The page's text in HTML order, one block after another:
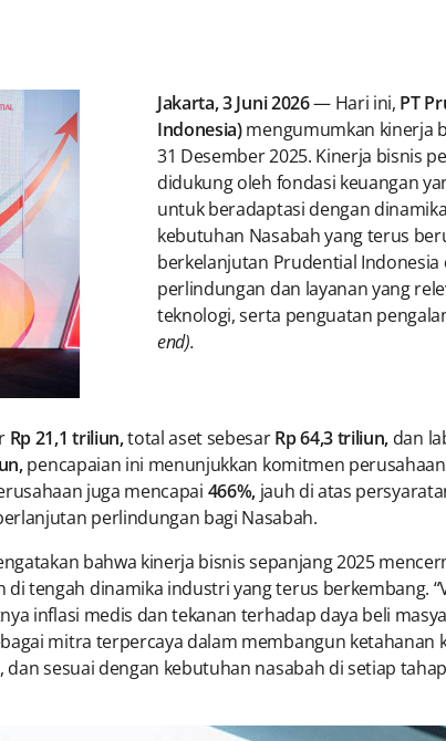
Jakarta, 3 Juni 2026— Hari ini, PT
Indonesia)mengumumkan kinerja
31 Desember 2025. Kinerja bisnis
didukung oleh fondasi keuangan
untuk beradaptasi dengan
kebutuhan Nasabah yang terus
berkelanjutan Prudential
perlindungan dan layanan yang
teknologi, serta penguatan
end).
Rp 21,1 triliun,total aset sebesarRp 64,3 triliun, dan
pencapaian ini menunjukkan komitmen
juga mencapai 466%,jauh di atas
perlindungan bagi Nasabah.
bahwa kinerja bisnis sepanjang 2025
tengah dinamika industri yang terus berkembang.
inflasi medis dan tekanan terhadap daya beli
mitra terpercaya dalam membangun ketahanan
sesuai dengan kebutuhan nasabah di setiap